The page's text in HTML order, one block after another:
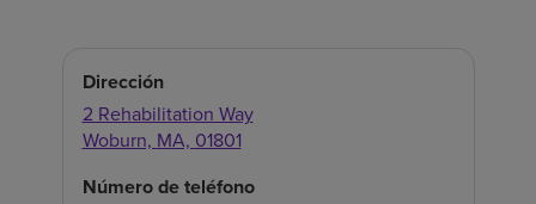
Dirección
2 Rehabilitation Way
Woburn, MA, 01801
Número de teléfono